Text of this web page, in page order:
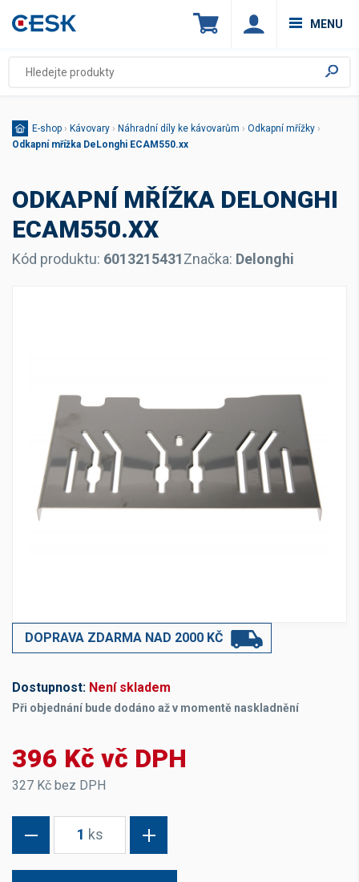
MENU
E-shop › Kávovary › Náhradní díly ke kávovarům › Odkapní mřížky ›
Odkapní mřížka DeLonghi ECAM550.xx
ODKAPNÍ MŘÍŽKA DELONGHI
ECAM550.XX
Kód produktu: 6013215431Značka: Delonghi
DOPRAVA ZDARMA NAD 2000 KČ
Dostupnost: Není skladem
Při objednání bude dodáno až v momentě naskladnění
396 Kč vč DPH
327 Kč bez DPH
1 ks